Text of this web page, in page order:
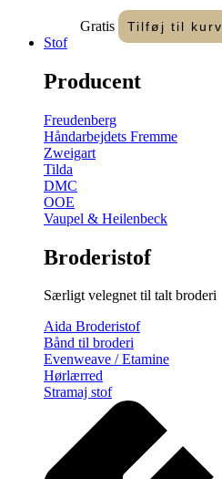
Gratis Tilføj til kurv
Stof
Producent
Freudenberg
Håndarbejdets Fremme
Zweigart
Tilda
DMC
OOE
Vaupel & Heilenbeck
Broderistof
Særligt velegnet til talt broderi
Aida Broderistof
Bånd til broderi
Evenweave / Etamine
Hørlærred
Stramaj stof